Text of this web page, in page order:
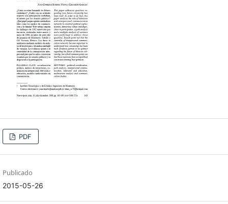
PDF
Publicado
2015-05-26